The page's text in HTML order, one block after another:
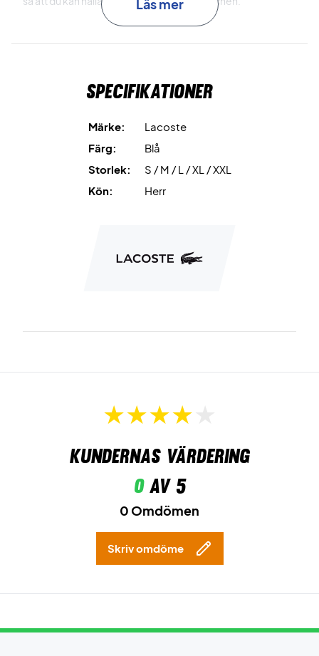
Lacoste Nr: DH0853 00 Q6T.
Läs mer
Specifikationer
Märke:
Lacoste
Färg:
Blå
Storlek:
S / M / L / XL / XXL
Kön:
Herr
Kundernas värdering
0av 5
0 Omdömen
Skriv omdöme